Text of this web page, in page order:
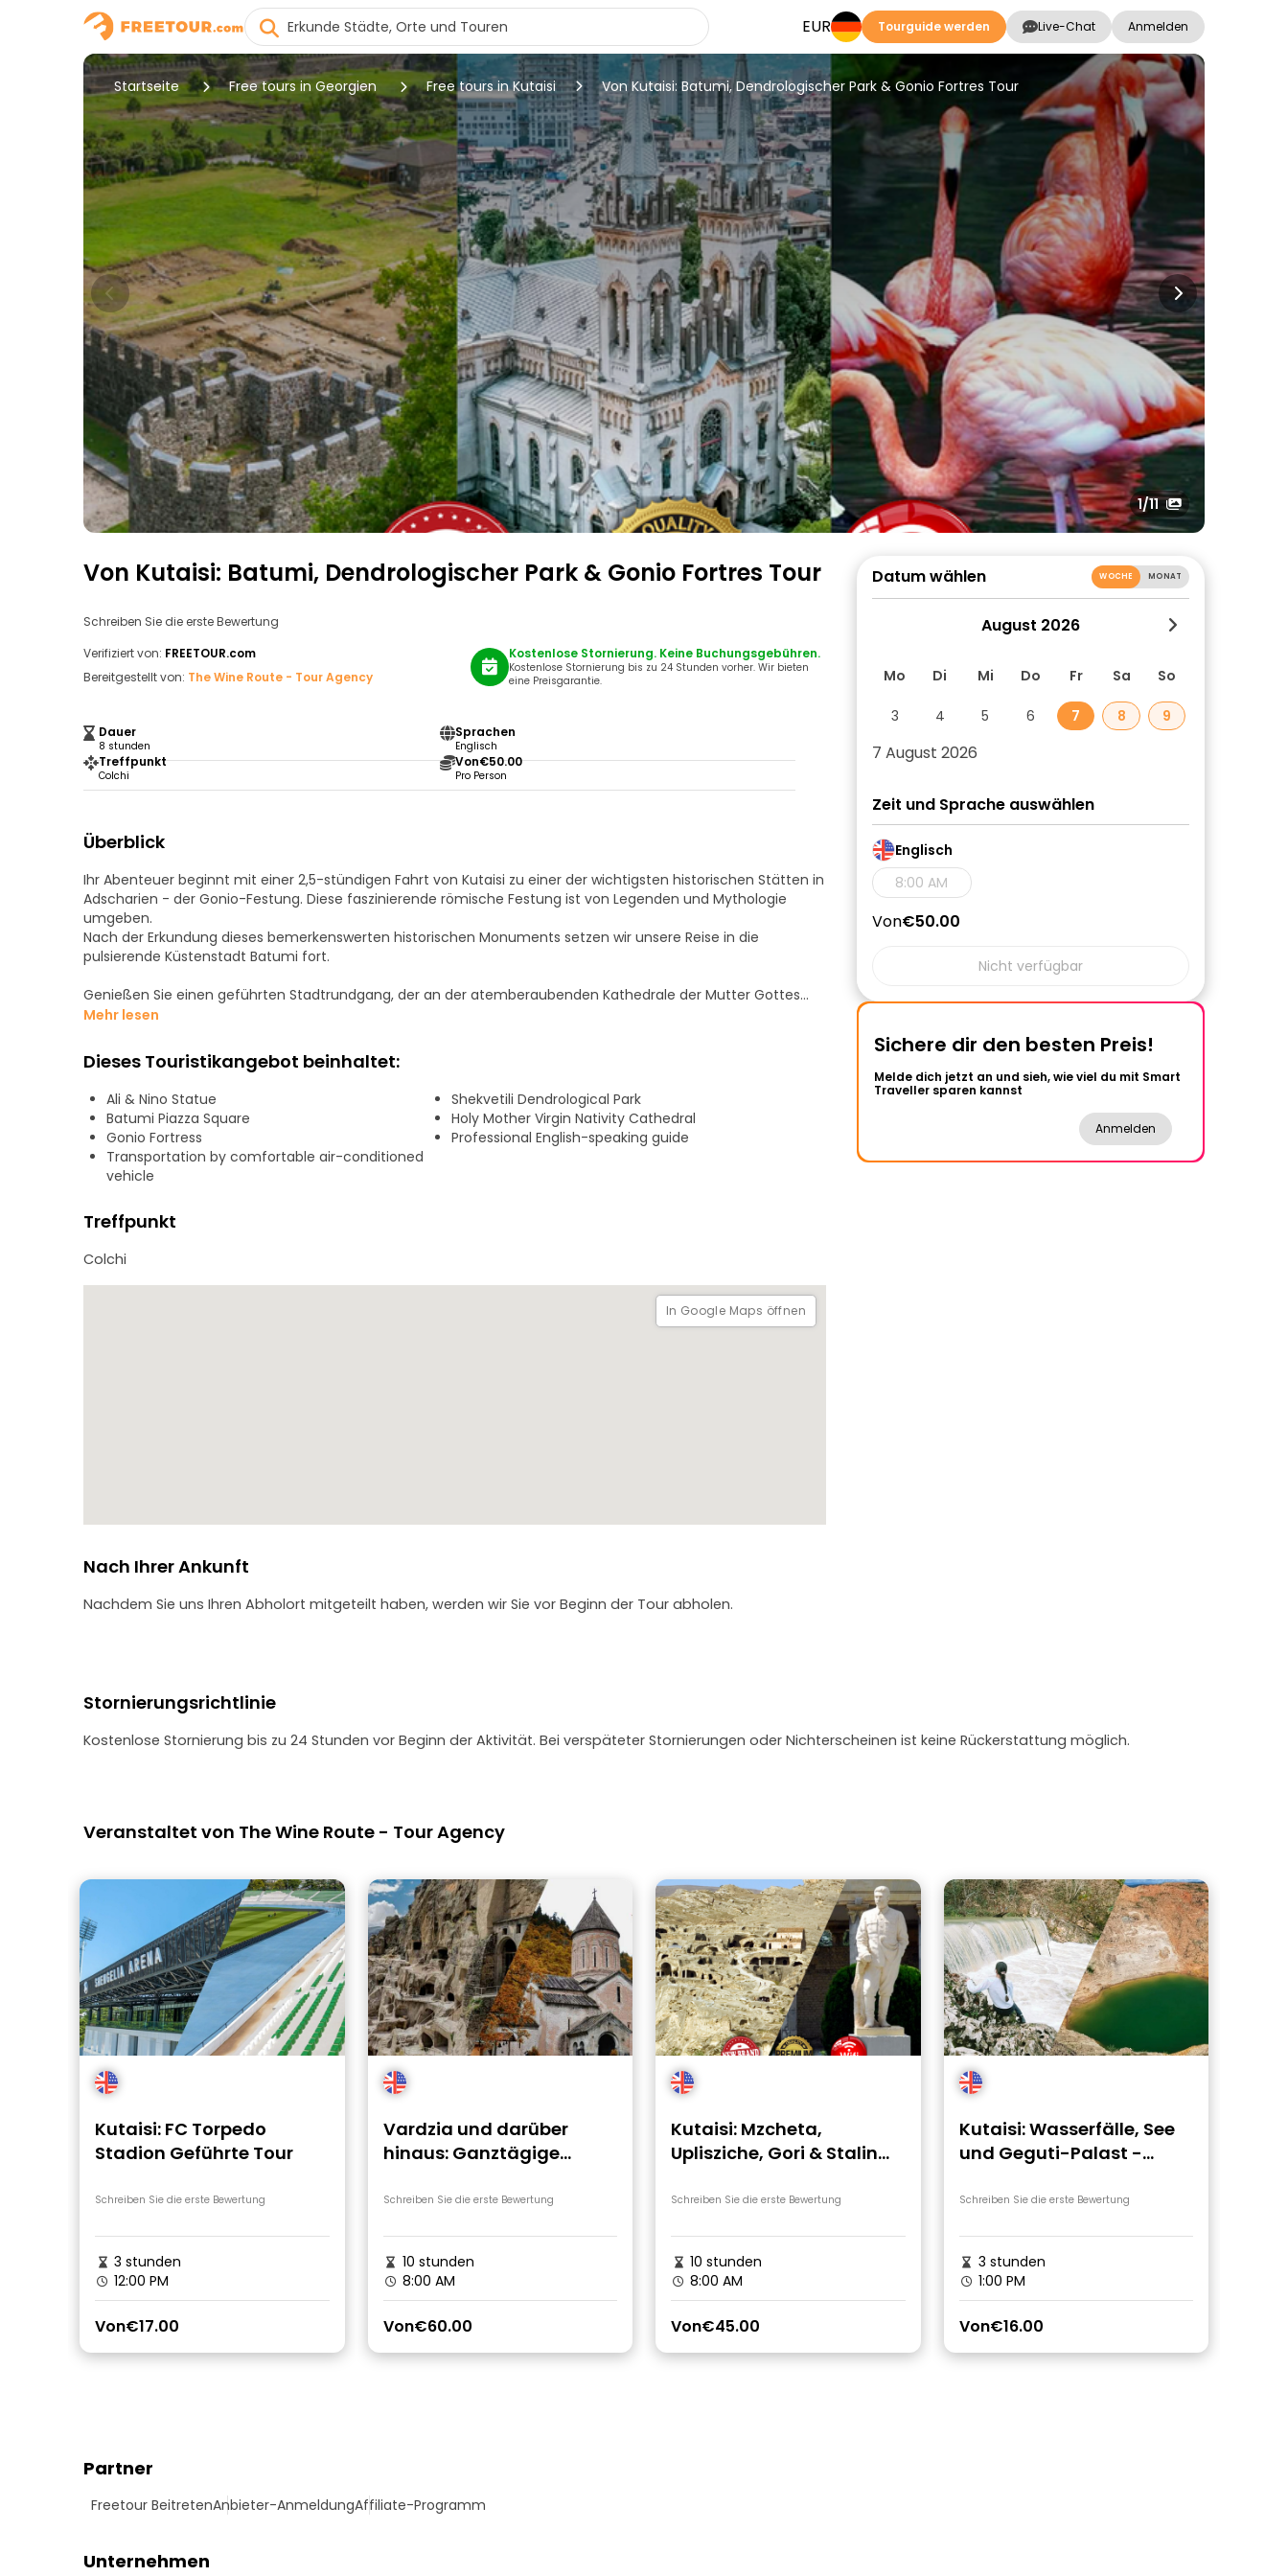
EUR Tourguide werden Live-Chat Anmelden
Startseite Free tours in Georgien Free tours in Kutaisi Von Kutaisi: Batumi, Dendrologischer Park & Gonio Fortres Tour
1/11
Von Kutaisi: Batumi, Dendrologischer Park & Gonio Fortres Tour
Schreiben Sie die erste Bewertung
Verifiziert von: FREETOUR.com
Bereitgestellt von: The Wine Route - Tour Agency
Dauer
8 stunden
Sprachen
Englisch
Treffpunkt
Colchi
Von€50.00
Pro Person
Kostenlose Stornierung. Keine Buchungsgebühren.
Kostenlose Stornierung bis zu 24 Stunden vorher. Wir bieten
eine Preisgarantie.
Überblick
Ihr Abenteuer beginnt mit einer 2,5-stündigen Fahrt von Kutaisi zu einer der wichtigsten historischen Stätten in
Adscharien - der Gonio-Festung. Diese faszinierende römische Festung ist von Legenden und Mythologie
umgeben.
Nach der Erkundung dieses bemerkenswerten historischen Monuments setzen wir unsere Reise in die
pulsierende Küstenstadt Batumi fort.
Genießen Sie einen geführten Stadtrundgang, der an der atemberaubenden Kathedrale der Mutter Gottes
von Batumi beginnt. Gemeinsam erkunden wir die charmanten alten Straßen, die voller Geschichte, Kultur und
wichtigsten Sehenswürdigkeiten der Stadt entdecken, darunter:
Europa-Platz
Astronomische Uhr
Piazza-Platz
Die berühmte bewegliche Statue von Ali und Nino
Schöne Strandpromenade
Versteckte Perlen und Fotospots
Während der Tour werden wir eine entspannende Mittagspause einlegen, in der Sie die lokale Küche probieren
Anschließend halten wir am Shekvetili Dendrological Park, wo Sie 1 Stunde Zeit zum Spazierengehen,
Mehr lesen
Dieses Touristikangebot beinhaltet:
Ali & Nino Statue
Shekvetili Dendrological Park
Batumi Piazza Square
Holy Mother Virgin Nativity Cathedral
Gonio Fortress
Professional English-speaking guide
Transportation by comfortable air-conditioned
vehicle
Treffpunkt
Colchi
In Google Maps öffnen
Nach Ihrer Ankunft
Nachdem Sie uns Ihren Abholort mitgeteilt haben, werden wir Sie vor Beginn der Tour abholen.
Stornierungsrichtlinie
Kostenlose Stornierung bis zu 24 Stunden vor Beginn der Aktivität. Bei verspäteter Stornierungen oder Nichterscheinen ist keine Rückerstattung möglich.
Datum wählen WOCHE MONAT
August 2026
Mo Di Mi Do Fr Sa So
3 4 5 6 7 8 9
7 August 2026
Zeit und Sprache auswählen
Englisch
8:00 AM
Von€50.00
Nicht verfügbar
Sichere dir den besten Preis!
Melde dich jetzt an und sieh, wie viel du mit Smart
Traveller sparen kannst
Anmelden
Veranstaltet von The Wine Route - Tour Agency
Kutaisi: FC Torpedo
Stadion Geführte Tour
Schreiben Sie die erste Bewertung
3 stunden
12:00 PM
Von€17.00
Vardzia und darüber
hinaus: Ganztägige
Kutaisi
Schreiben Sie die erste Bewertung
10 stunden
8:00 AM
Von€60.00
Kutaisi: Mzcheta,
Uplisziche, Gori & Stalin
Schreiben Sie die erste Bewertung
10 stunden
8:00 AM
Von€45.00
Kutaisi: Wasserfälle, See
und Geguti-Palast -
Schreiben Sie die erste Bewertung
3 stunden
1:00 PM
Von€16.00
Partner
Freetour BeitretenAnbieter-AnmeldungAffiliate-Programm
Unternehmen